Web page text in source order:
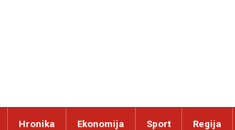
Hronika Ekonomija Sport Regija